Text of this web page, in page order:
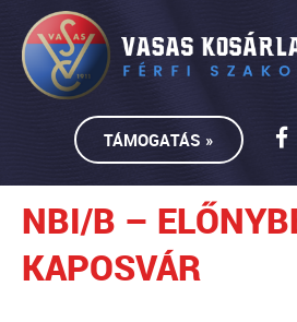
TÁMOGATÁS »
NBI/B –
KAPOSVÁR